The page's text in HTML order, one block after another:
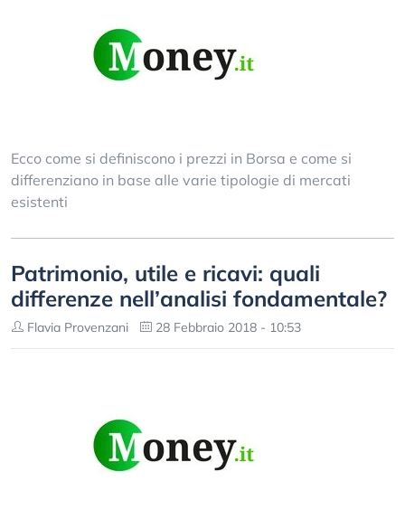
Ecco come si definiscono i prezzi in Borsa e come si
differenziano in base alle varie tipologie di mercati
esistenti
Patrimonio, utile e ricavi: quali
differenze nell’analisi fondamentale?
Flavia Provenzani 28 Febbraio 2018 - 10:53